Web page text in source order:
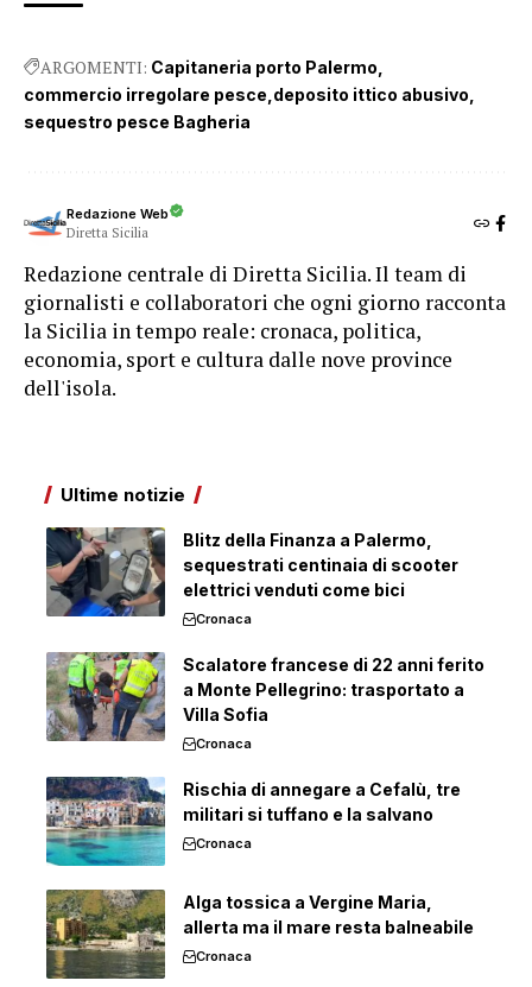
ARGOMENTI: Capitaneria porto Palermo
commercio irregolare pesce deposito ittico abusivo
sequestro pesce Bagheria
Redazione Web
Diretta Sicilia
Redazione centrale di Diretta Sicilia. Il team di
giornalisti e collaboratori che ogni giorno racconta
la Sicilia in tempo reale: cronaca, politica,
economia, sport e cultura dalle nove province
dell'isola.
Ultime notizie
Blitz della Finanza a Palermo,
sequestrati centinaia di scooter
elettrici venduti come bici
Cronaca
Scalatore francese di 22 anni ferito
a Monte Pellegrino: trasportato a
Villa Sofia
Cronaca
Rischia di annegare a Cefalù, tre
militari si tuffano e la salvano
Cronaca
Alga tossica a Vergine Maria,
allerta ma il mare resta balneabile
Cronaca